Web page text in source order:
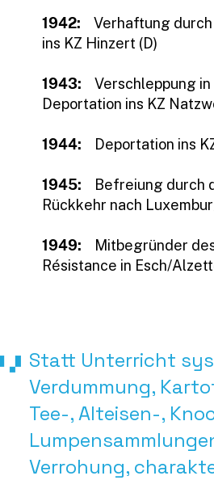
1942: Verhaftung
ins KZ Hinzert (D)
1943: Verschleppung
Deportation ins KZ
1944: Deportation ins
1945:
Befreiung durch
Rückkehr nach
1949:
Mitbegründer
Résistance in Esch/
Statt Unterricht
Verdummung,
Tee-, Alteisen-,
Verrohung,